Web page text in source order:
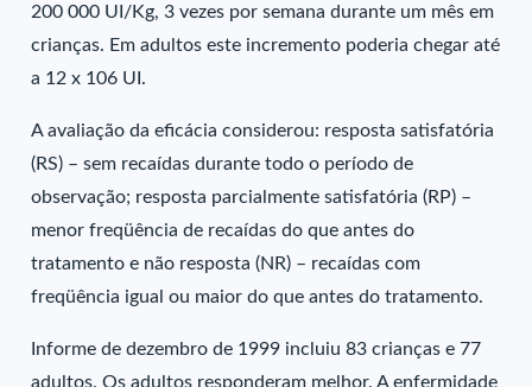
200 000 UI/Kg, 3 vezes por semana durante um mês em
crianças. Em adultos este incremento poderia chegar até
a 12 x 106 UI.
A avaliação da eficácia considerou: resposta satisfatória
(RS) – sem recaídas durante todo o período de
observação; resposta parcialmente satisfatória (RP) –
menor freqüência de recaídas do que antes do
tratamento e não resposta (NR) – recaídas com
freqüência igual ou maior do que antes do tratamento.
Informe de dezembro de 1999 incluiu 83 crianças e 77
adultos. Os adultos responderam melhor. A enfermidade